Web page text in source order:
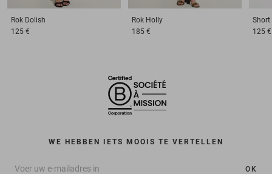
Rok Dolish
125 €
Rok Holly
185 €
Short
125 €
WE HEBBEN IETS MOOIS TE VERTELLEN
OK